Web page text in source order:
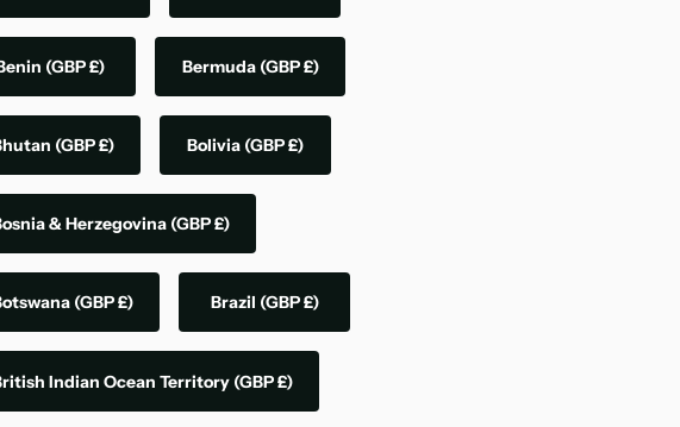
(GBP £) Bermuda (GBP £)
(GBP £) Bolivia (GBP £)
& Herzegovina (GBP £)
(GBP £) Brazil (GBP £)
Indian Ocean Territory (GBP £)